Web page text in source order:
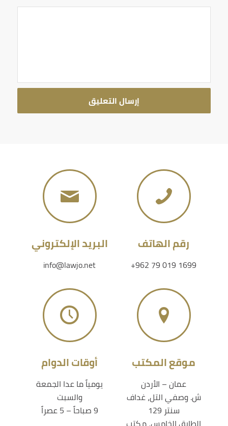
رقم الهاتف
+962 79 019 1699
أوقات الدوام
يومياً ما عدا الجمعة
والسبت
9 صباحاً – 5 عصراً
موقع المكتب
عمان – الأردن
ش. وصفي التل، غداف
سنتر 129
البريد الإلكتروني
info@lawjo.net